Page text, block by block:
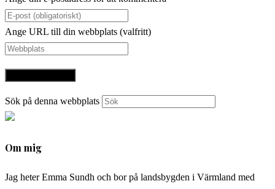
Ange URL till din webbplats (valfritt)
Sök på denna webbplats
Om mig
Jag heter Emma Sundh och bor på landsbygden i Värmland med